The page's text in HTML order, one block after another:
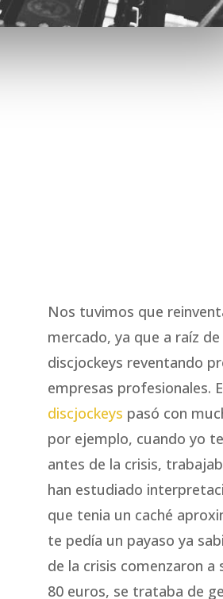
Nos tuvimos que
mercado, ya que a raíz
discjockeys reventando
empresas profesionales.
discjockeys pasó con
por ejemplo, cuando yo
antes de la crisis,
han estudiado
que tenia un caché
te pedía un payaso ya
de la crisis comenzaron a
80 euros, se trataba de